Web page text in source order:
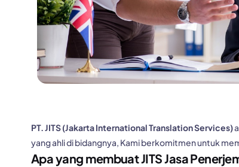
PT. JITS (Jakarta International Translation Services)
yang ahli di bidangnya, Kami berkomitmen untuk
Apa yang membuat JITS Jasa